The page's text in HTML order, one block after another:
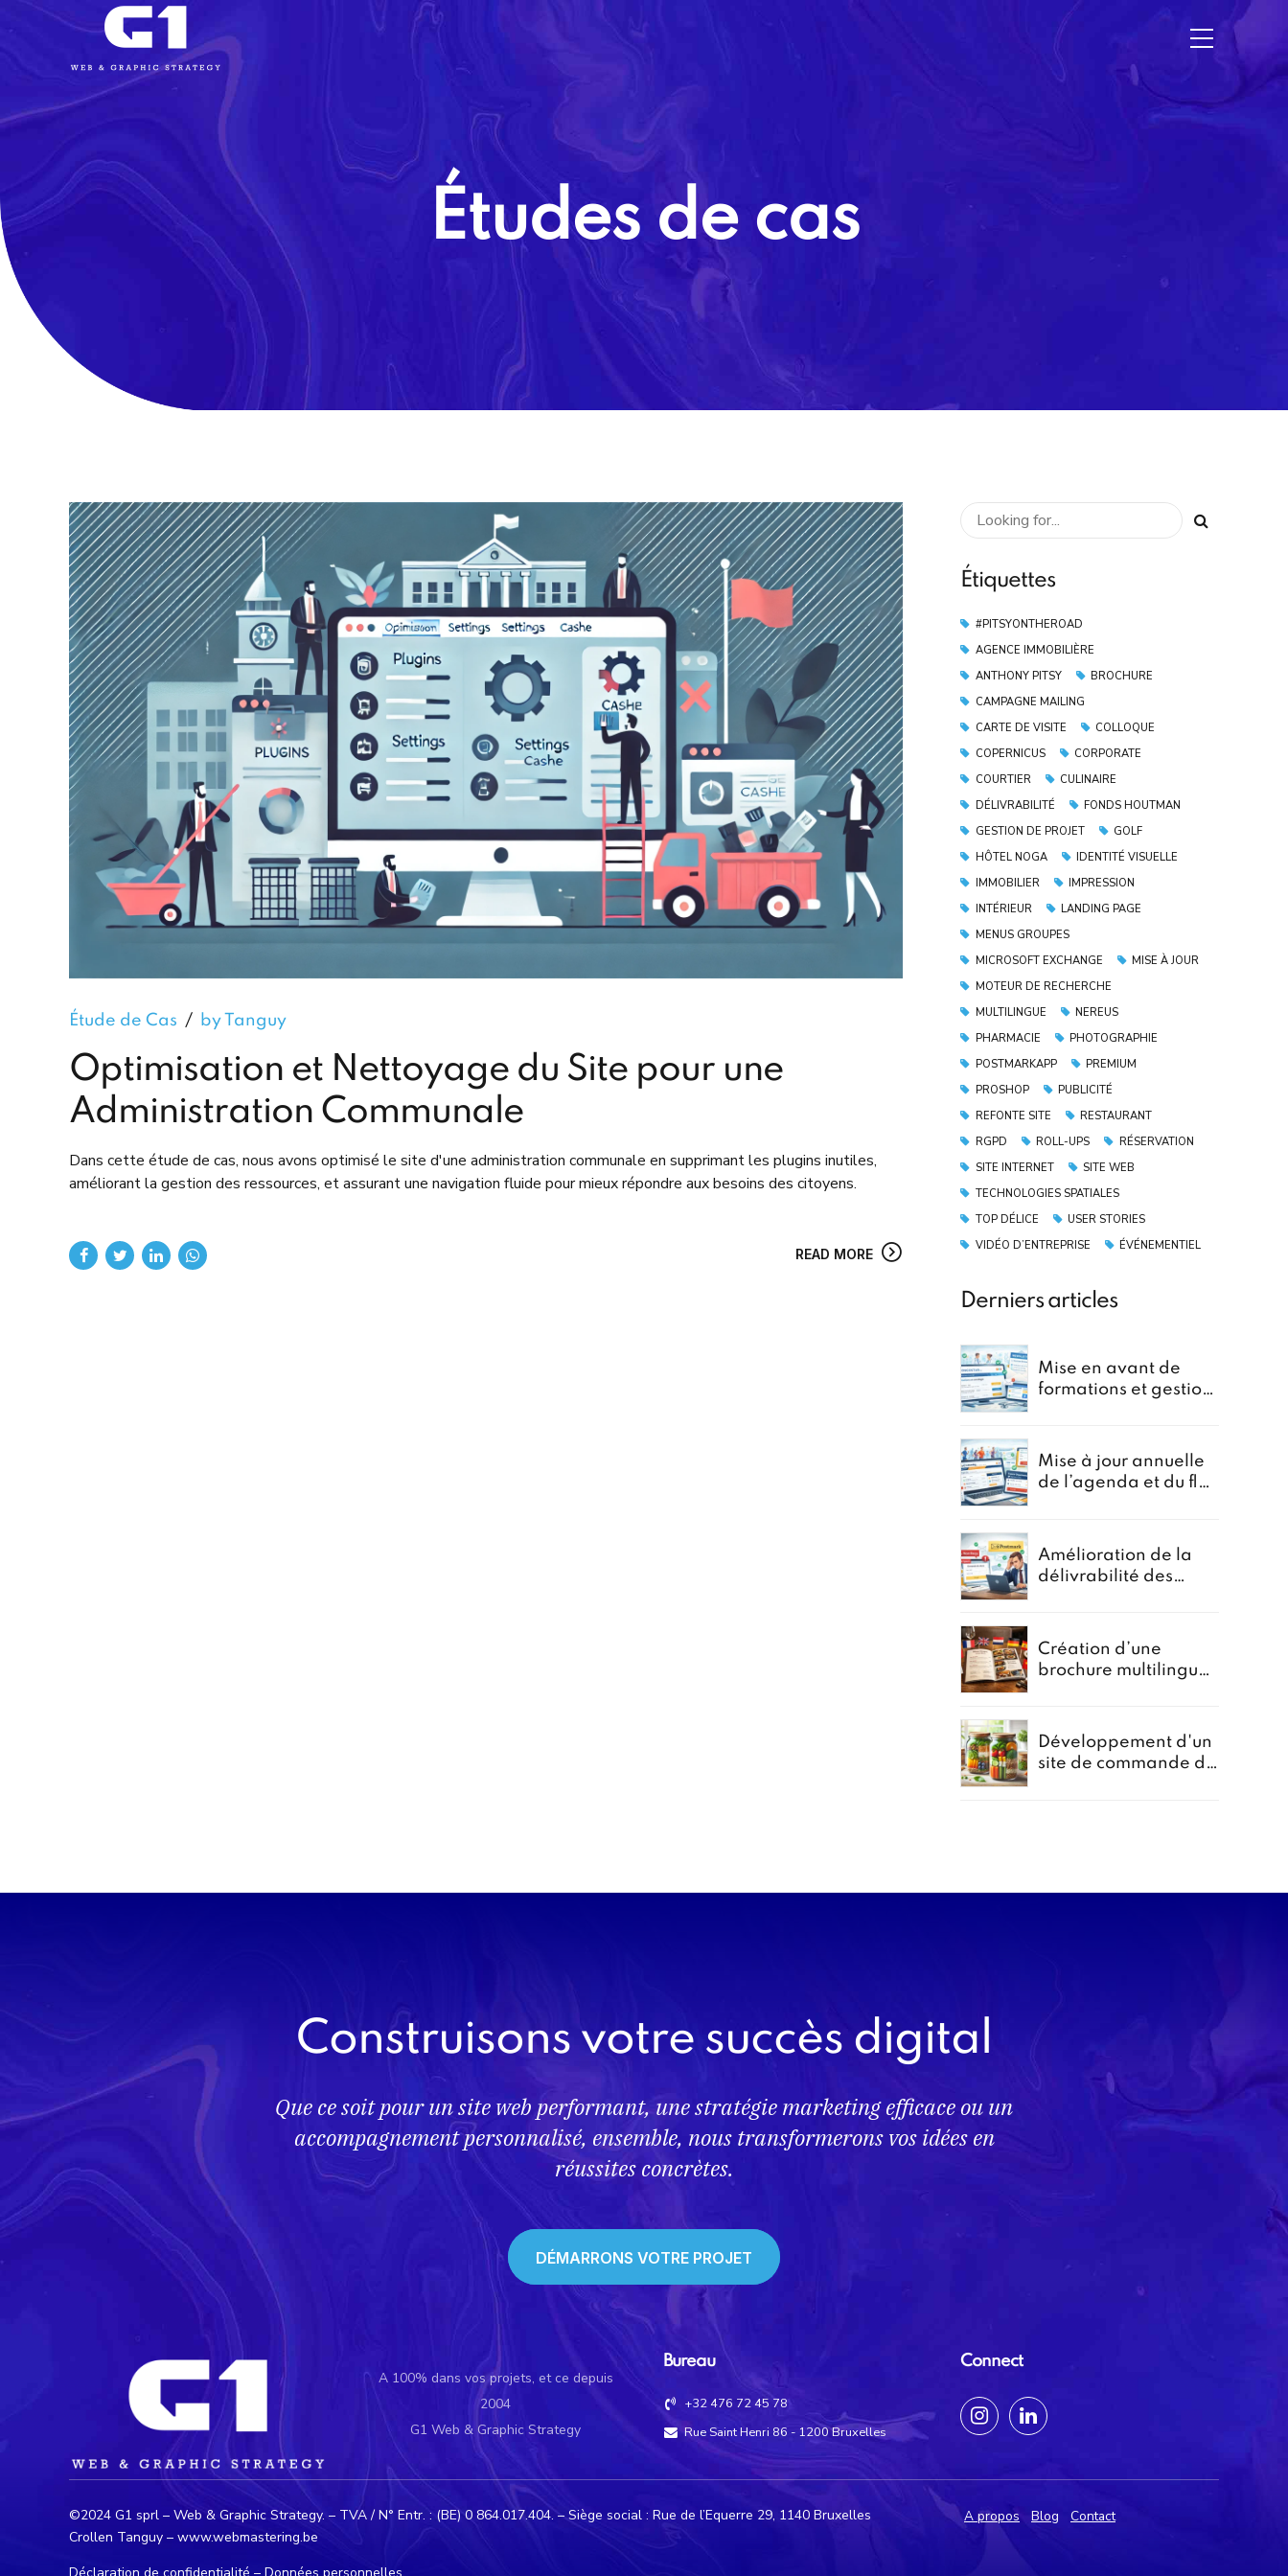
Contact
Études de cas
Étude de Cas by Tanguy
Optimisation et Nettoyage du Site pour une
Administration Communale
Dans cette étude de cas, nous avons optimisé le site d'une administration communale en supprimant les plugins inutiles,
améliorant la gestion des ressources, et assurant une navigation fluide pour mieux répondre aux besoins des citoyens.
READ MORE
Étiquettes
#PITSYONTHEROAD
AGENCE IMMOBILIÈRE
ANTHONY PITSY
BROCHURE
CAMPAGNE MAILING
CARTE DE VISITE
COLLOQUE
COPERNICUS
CORPORATE
COURTIER
CULINAIRE
DÉLIVRABILITÉ
FONDS HOUTMAN
GESTION DE PROJET
GOLF
HÔTEL NOGA
IDENTITÉ VISUELLE
IMMOBILIER
IMPRESSION
INTÉRIEUR
LANDING PAGE
MENUS GROUPES
MICROSOFT EXCHANGE
MISE À JOUR
MOTEUR DE RECHERCHE
MULTILINGUE
NEREUS
PHARMACIE
PHOTOGRAPHIE
POSTMARKAPP
PREMIUM
PROSHOP
PUBLICITÉ
REFONTE SITE
RESTAURANT
RGPD
ROLL-UPS
RÉSERVATION
SITE INTERNET
SITE WEB
TECHNOLOGIES SPATIALES
TOP DÉLICE
USER STORIES
VIDÉO D’ENTREPRISE
ÉVÉNEMENTIEL
Derniers articles
Mise en avant de
formations et gestion
Mise à jour annuelle
de l’agenda et du flux
Amélioration de la
délivrabilité des
assurances
Création d’une
brochure multilingue
Développement d'un
site de commande de
Construisons votre succès digital
Que ce soit pour un site web performant, une stratégie marketing efficace ou un
accompagnement personnalisé, ensemble, nous transformerons vos idées en
réussites concrètes.
DÉMARRONS VOTRE PROJET
A 100% dans vos projets, et ce depuis
2004
G1 Web & Graphic Strategy
Bureau
+32 476 72 45 78
Rue Saint Henri 86 - 1200 Bruxelles
Connect
©2024 G1 sprl – Web & Graphic Strategy. – TVA / N° Entr. : (BE) 0 864.017.404. – Siège social : Rue de l’Equerre 29, 1140 Bruxelles
Crollen Tanguy – www.webmastering.be
Déclaration de confidentialité – Données personnelles
A propos Blog Contact